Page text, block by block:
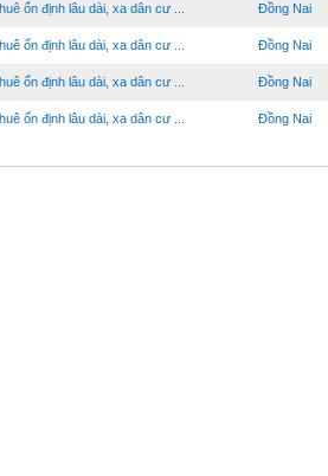
ổn định lâu dài, xa dân cư ... Đồng Nai
ổn định lâu dài, xa dân cư ... Đồng Nai
ổn định lâu dài, xa dân cư ... Đồng Nai
ổn định lâu dài, xa dân cư ... Đồng Nai